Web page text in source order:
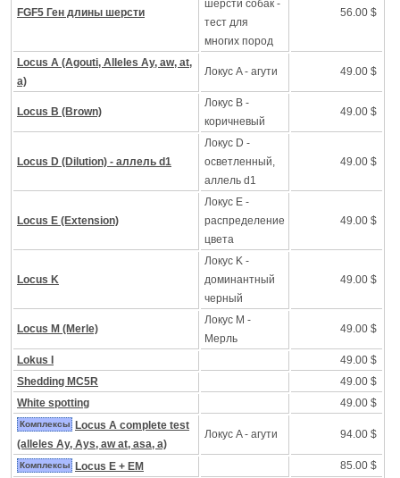
FGF5 Ген длины шерсти
шерсти собак -
тест для
многих пород
56.00 $
Locus A (Agouti, Alleles Ay, aw, at,
a)
Локус A - агути 49.00 $
Locus B (Brown)
Локус B -
коричневый
49.00 $
Locus D (Dilution) - аллель d1
Локус D -
осветленный,
аллель d1
49.00 $
Locus E (Extension)
Локус Е -
распределение
цвета
49.00 $
Locus K
Локус K -
доминантный
черный
49.00 $
Locus M (Merle)
Локус M -
Mерль
49.00 $
Lokus I
49.00 $
Shedding MC5R
49.00 $
White spotting
49.00 $
Комплексы
Locus A complete test
(alleles Ay, Ays, aw at, asa, a)
Локус A - агути 94.00 $
Комплексы Locus E + EM 85.00 $